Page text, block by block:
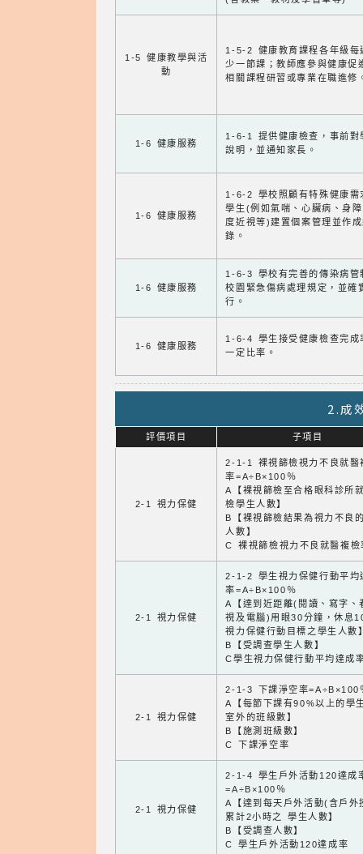
1-5 健康教學與活
動
1-5-2 健康教育課程各年級每
少一節課；教師應參與健康促
相關課程研習或專業在職進修
1-6 健康服務
1-6-1 提供健康檢查，事前對
說明，並通知家長。
1-6 健康服務
1-6-2 學校照顧有特殊健康需
學生(例如氣喘、心臟病、身
度近視等)建置個案管理並作
錄。
1-6 健康服務
1-6-3 學校有完善的傳染病管
校園緊急傷病處理規定，並確
行。
1-6 健康服務
1-6-4 學生接受健康檢查完成
一定比率。
2.成
評價項目 子項目
2-1 視力保健
2-1-1 裸視篩檢視力不良就醫
率=A÷B×100％
A【裸視篩檢至合格眼科診所
檢學生人數】
B【裸視篩檢結果為視力不良
人數】
C 裸視篩檢視力不良就醫複檢
2-1 視力保健
2-1-2 學生視力保健行動平均
率=A÷B×100％
A【達到近距離(閱讀、寫字、
視及電腦)用眼30分鐘，休息
視力保健行動目標之學生人數
B【受調查學生人數】
C學生視力保健行動平均達成
2-1 視力保健
2-1-3 下課淨空率=A÷B×100
A【每節下課有90%以上的學
室外的班級數】
B【施測班級數】
C 下課淨空率
2-1 視力保健
2-1-4 學生戶外活動120達成
=A÷B×100％
A【達到每天戶外活動(含戶外
累計2小時之 學生人數】
B【受調查人數】
C 學生戶外活動120達成率